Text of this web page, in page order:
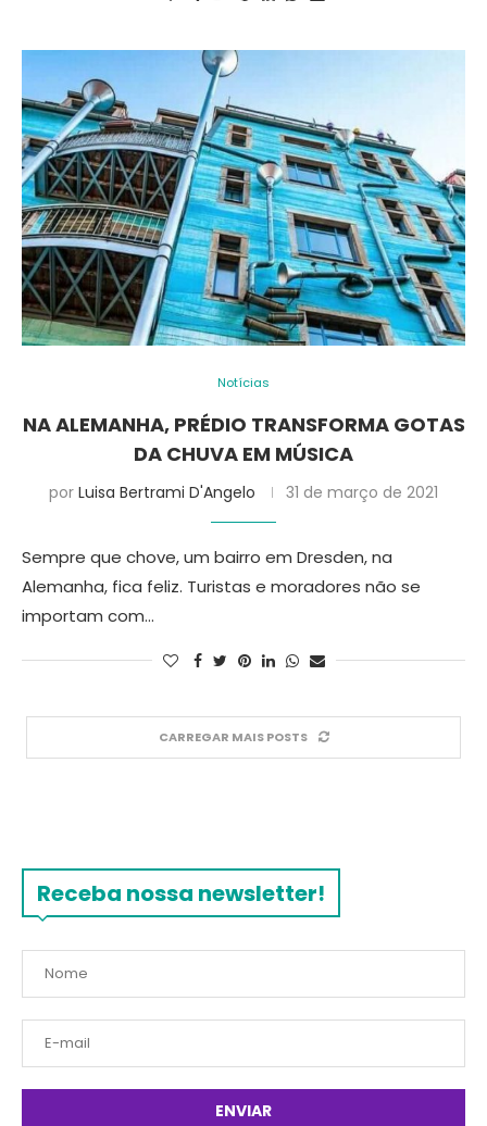
Notícias
NA ALEMANHA, PRÉDIO TRANSFORMA GOTAS
DA CHUVA EM MÚSICA
por Luisa Bertrami D'Angelo 31 de março de 2021
Sempre que chove, um bairro em Dresden, na
Alemanha, fica feliz. Turistas e moradores não se
importam com…
CARREGAR MAIS POSTS
Receba nossa newsletter!